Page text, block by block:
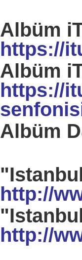
Albüm
https://
Albüm
https://
Albüm
http://
http://